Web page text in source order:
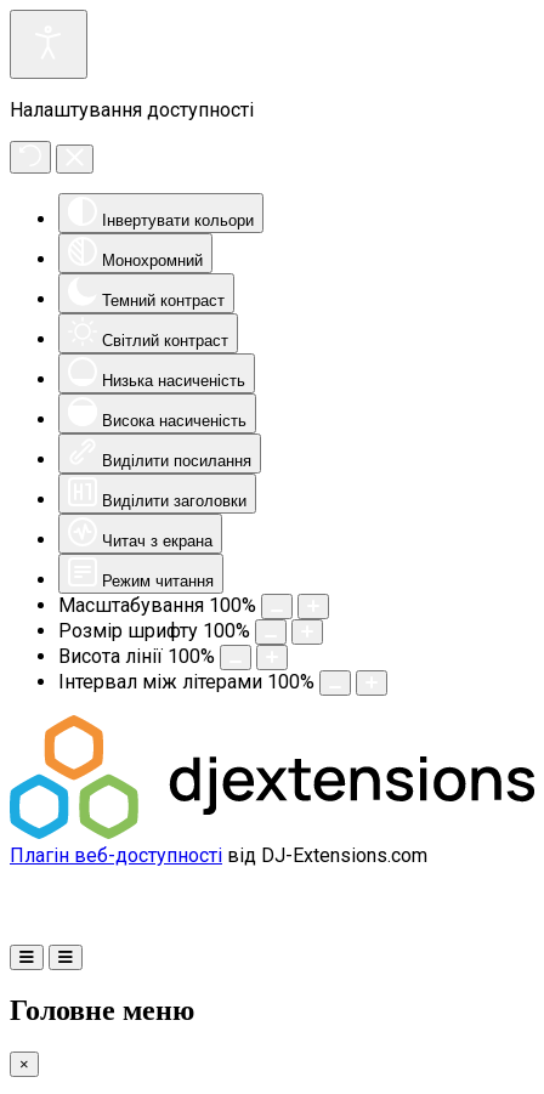
Налаштування доступності
Інвертувати кольори
Монохромний
Темний контраст
Світлий контраст
Низька насиченість
Висока насиченість
Виділити посилання
Виділити заголовки
Читач з екрана
Режим читання
Масштабування 100%
Розмір шрифту 100%
Висота лінії 100%
Інтервал між літерами 100%
Плагін веб-доступності від DJ-Extensions.com
Головне меню
×